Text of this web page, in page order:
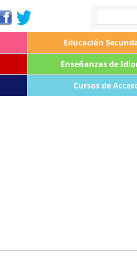
Educación
Enseñanzas de
Cursos de